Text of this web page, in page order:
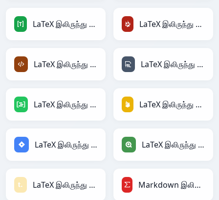
LaTeX இலிருந்து TOML LaTeX இலிருந்து TracWiki
LaTeX இலிருந்து XML LaTeX இலிருந்து YAML
LaTeX இலிருந்து DAX LaTeX இலிருந்து Firebase
LaTeX இலிருந்து Jira LaTeX இலிருந்து Qlik
LaTeX இலிருந்து Textile Markdown இலிருந்து LaTeX